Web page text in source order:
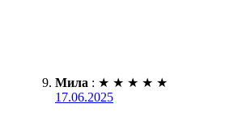
Мила : ★ ★ ★ ★ ★
17.06.2025